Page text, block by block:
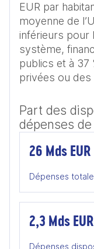
EUR par
moyenne de
inférieurs pour
système,
publics et à 37
privées ou
Part des
dépenses
26 Mds EUR
Dépenses
2,3 Mds EUR
Dépenses